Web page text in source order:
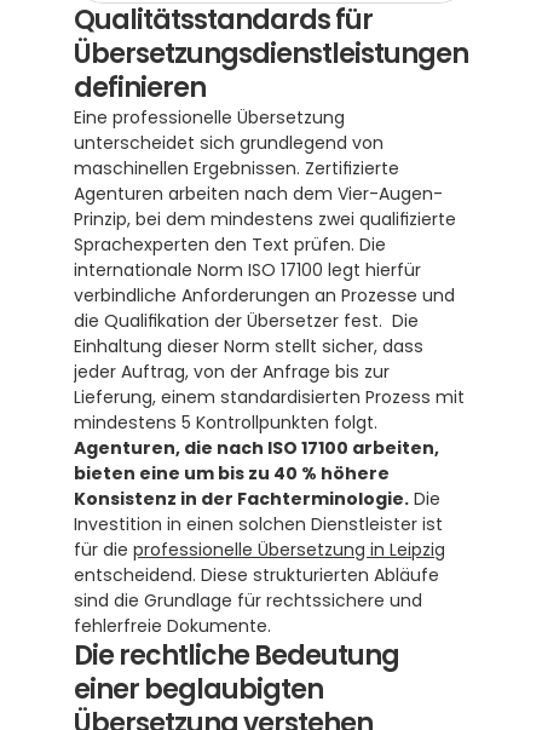
Qualitätsstandards für
Übersetzungsdienstleistungen
definieren
Eine professionelle Übersetzung
unterscheidet sich grundlegend von
maschinellen Ergebnissen. Zertifizierte
Agenturen arbeiten nach dem Vier-Augen-
Prinzip, bei dem mindestens zwei qualifizierte
Sprachexperten den Text prüfen. Die
internationale Norm ISO 17100 legt hierfür
verbindliche Anforderungen an Prozesse und
die Qualifikation der Übersetzer fest.  Die
Einhaltung dieser Norm stellt sicher, dass
jeder Auftrag, von der Anfrage bis zur
Lieferung, einem standardisierten Prozess mit
Agenturen, die nach ISO 17100 arbeiten,
bieten eine um bis zu 40 % höhere
Konsistenz in der Fachterminologie. Die
Investition in einen solchen Dienstleister ist
für die professionelle Übersetzung in Leipzig
entscheidend. Diese strukturierten Abläufe
sind die Grundlage für rechtssichere und
fehlerfreie Dokumente.
Die rechtliche Bedeutung
einer beglaubigten